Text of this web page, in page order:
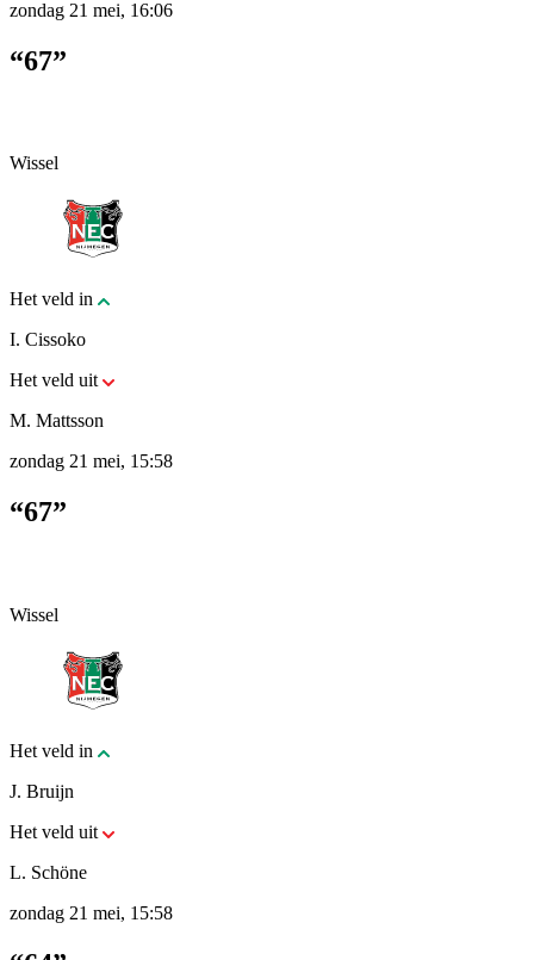
zondag 21 mei, 16:06
“67”
Wissel
Het veld in
I. Cissoko
Het veld uit
M. Mattsson
zondag 21 mei, 15:58
“67”
Wissel
Het veld in
J. Bruijn
Het veld uit
L. Schöne
zondag 21 mei, 15:58